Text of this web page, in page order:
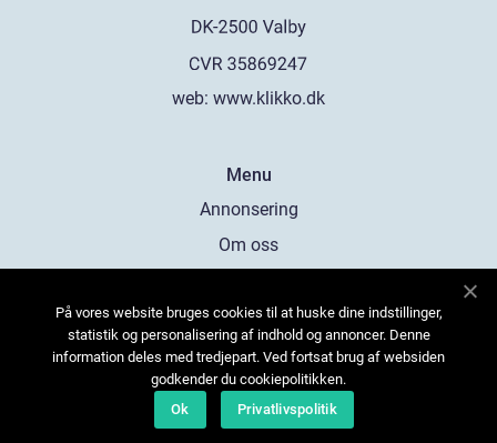
web: www.klikko.dk
Menu
Annonsering
Om oss
Kontakta oss
Sitemap
På vores website bruges cookies til at huske dine indstillinger,
statistik og personalisering af indhold og annoncer. Denne
information deles med tredjepart. Ved fortsat brug af websiden
godkender du cookiepolitikken.
Ok
Privatlivspolitik